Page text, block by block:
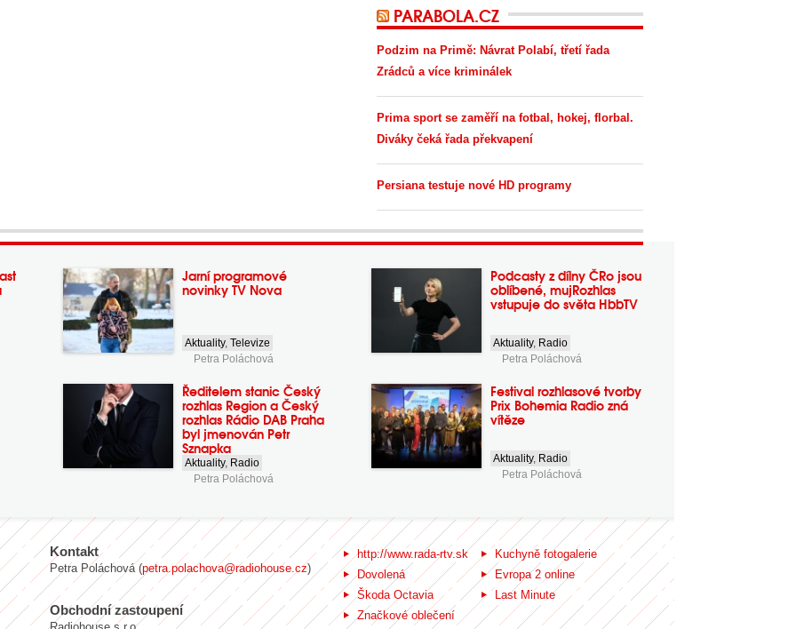
PARABOLA.CZ
Podzim na Primě: Návrat Polabí, třetí řada
Zrádců a více kriminálek
Prima sport se zaměří na fotbal, hokej, florbal.
Diváky čeká řada překvapení
Persiana testuje nové HD programy
Jarní programové
novinky TV Nova
Aktuality,Televize
Petra Poláchová
Podcasty z dílny ČRo jsou
oblíbené, mujRozhlas
vstupuje do světa HbbTV
Aktuality, Radio
Petra Poláchová
Ředitelem stanic Český
rozhlas Region a Český
rozhlas Rádio DAB Praha
byl jmenován Petr
Sznapka
Aktuality, Radio
Petra Poláchová
Festival rozhlasové tvorby
Prix Bohemia Radio zná
vítěze
Aktuality, Radio
Petra Poláchová
Kontakt
Petra Poláchová (petra.polachova@radiohouse.cz)
Obchodní zastoupení
http://www.rada-rtv.sk
Kuchyně fotogalerie
Dovolená
Evropa 2 online
Škoda Octavia
Last Minute
Značkové oblečení